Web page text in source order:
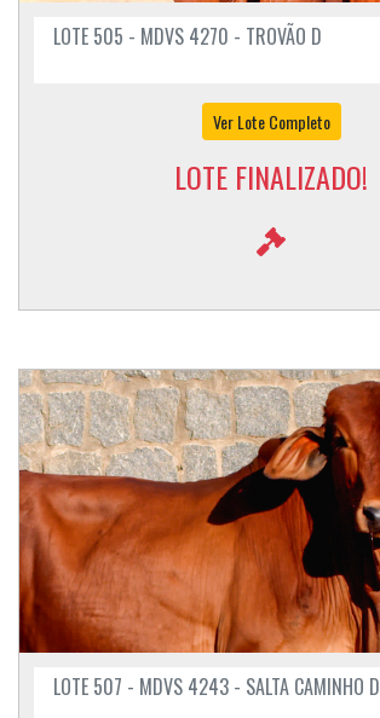
LOTE 505 - MDVS 4270 - TROVÃO D
Ver Lote Completo
LOTE FINALIZADO!
LOTE 507 - MDVS 4243 - SALTA CAMINHO D